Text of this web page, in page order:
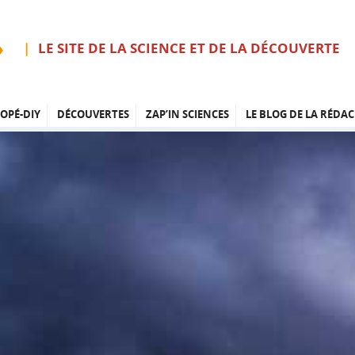
LE SITE DE LA SCIENCE ET DE LA DÉCOUVERTE
DIY DÉCOUVERTES ZAP’IN SCIENCES LE BLOG DE LA RÉDAC